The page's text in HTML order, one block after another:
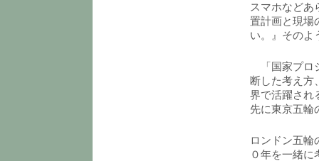
スマホなどあ
置計画と現場
い。』そのよ
「国家プロ
断した考え方
界で活躍され
先に東京五輪
ロンドン五輪
０年を一緒に